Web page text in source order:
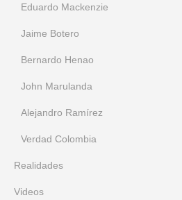
Eduardo Mackenzie
Jaime Botero
Bernardo Henao
John Marulanda
Alejandro Ramírez
Verdad Colombia
Realidades
Videos